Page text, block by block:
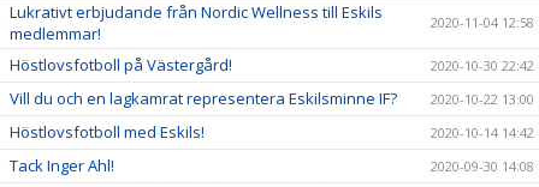
Lukrativt erbjudande från Nordic Wellness till Eskils
medlemmar!
2020-11-04 12:58
Höstlovsfotboll på Västergård! 2020-10-30 22:42
Vill du och en lagkamrat representera Eskilsminne IF? 2020-10-22 13:00
Höstlovsfotboll med Eskils! 2020-10-14 14:42
Tack Inger Ahl! 2020-09-30 14:08